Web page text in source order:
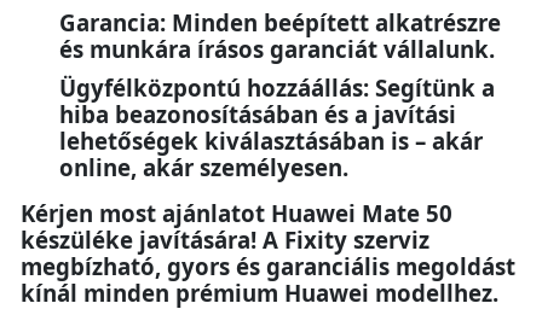
Garancia: Minden beépített alkatrészre
és munkára írásos garanciát vállalunk.
Ügyfélközpontú hozzáállás: Segítünk a
hiba beazonosításában és a javítási
lehetőségek kiválasztásában is – akár
online, akár személyesen.
Kérjen most ajánlatot Huawei Mate 50
készüléke javítására! A Fixity szerviz
megbízható, gyors és garanciális megoldást
kínál minden prémium Huawei modellhez.